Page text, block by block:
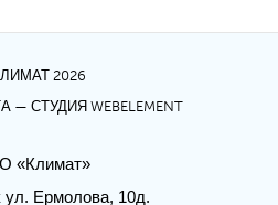
2026
— СТУДИЯ WEBELEMENT
«Климат»
ул. Ермолова, 10д.